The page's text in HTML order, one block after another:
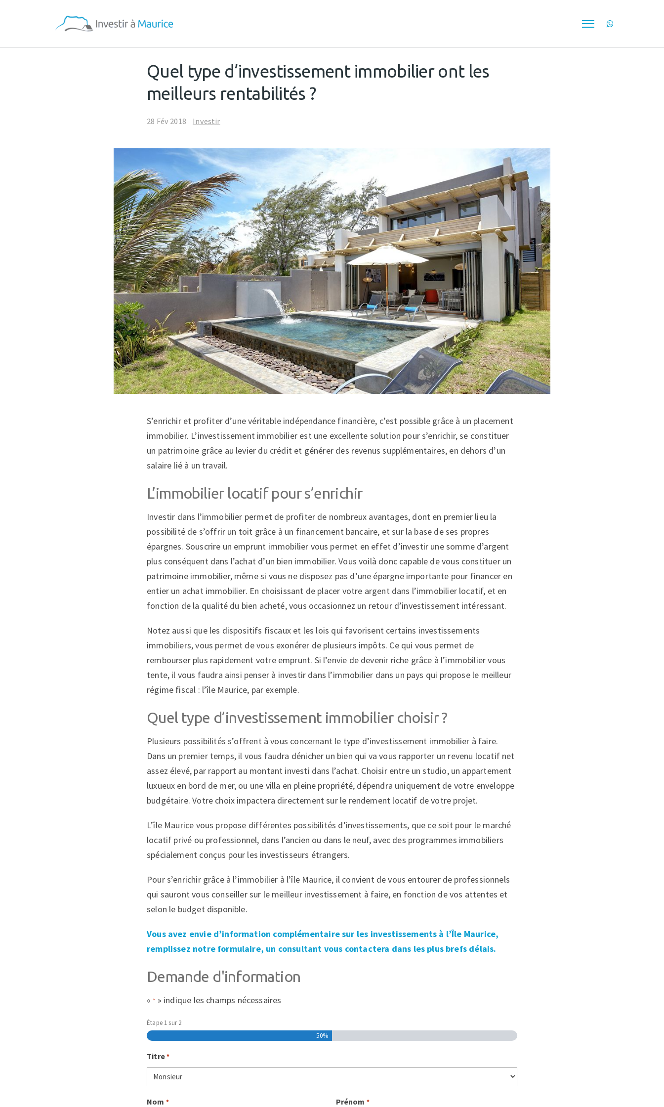
Quel type d’investissement immobilier ont les
meilleurs rentabilités ?
28 Fév 2018 Investir
S’enrichir et profiter d’une véritable indépendance financière, c’est possible grâce à un placement
immobilier. L’investissement immobilier est une excellente solution pour s’enrichir, se constituer
un patrimoine grâce au levier du crédit et générer des revenus supplémentaires, en dehors d’un
salaire lié à un travail.
L’immobilier locatif pour s’enrichir
Investir dans l’immobilier permet de profiter de nombreux avantages, dont en premier lieu la
possibilité de s’offrir un toit grâce à un financement bancaire, et sur la base de ses propres
épargnes. Souscrire un emprunt immobilier vous permet en effet d’investir une somme d’argent
plus conséquent dans l’achat d’un bien immobilier. Vous voilà donc capable de vous constituer un
patrimoine immobilier, même si vous ne disposez pas d’une épargne importante pour financer en
entier un achat immobilier. En choisissant de placer votre argent dans l’immobilier locatif, et en
fonction de la qualité du bien acheté, vous occasionnez un retour d’investissement intéressant.
Notez aussi que les dispositifs fiscaux et les lois qui favorisent certains investissements
immobiliers, vous permet de vous exonérer de plusieurs impôts. Ce qui vous permet de
rembourser plus rapidement votre emprunt. Si l’envie de devenir riche grâce à l’immobilier vous
tente, il vous faudra ainsi penser à investir dans l’immobilier dans un pays qui propose le meilleur
régime fiscal : l’île Maurice, par exemple.
Quel type d’investissement immobilier choisir ?
Plusieurs possibilités s’offrent à vous concernant le type d’investissement immobilier à faire.
Dans un premier temps, il vous faudra dénicher un bien qui va vous rapporter un revenu locatif net
assez élevé, par rapport au montant investi dans l’achat. Choisir entre un studio, un appartement
luxueux en bord de mer, ou une villa en pleine propriété, dépendra uniquement de votre enveloppe
budgétaire. Votre choix impactera directement sur le rendement locatif de votre projet.
L’île Maurice vous propose différentes possibilités d’investissements, que ce soit pour le marché
locatif privé ou professionnel, dans l’ancien ou dans le neuf, avec des programmes immobiliers
spécialement conçus pour les investisseurs étrangers.
Pour s’enrichir grâce à l’immobilier à l’île Maurice, il convient de vous entourer de professionnels
qui sauront vous conseiller sur le meilleur investissement à faire, en fonction de vos attentes et
selon le budget disponible.
Vous avez envie d’information complémentaire sur les investissements à l’Île Maurice,
remplissez notre formulaire, un consultant vous contactera dans les plus brefs délais.
Demande d'information
«* » indique les champs nécessaires
Étape 1 sur2
50%
Titre*
Nom * Prénom *